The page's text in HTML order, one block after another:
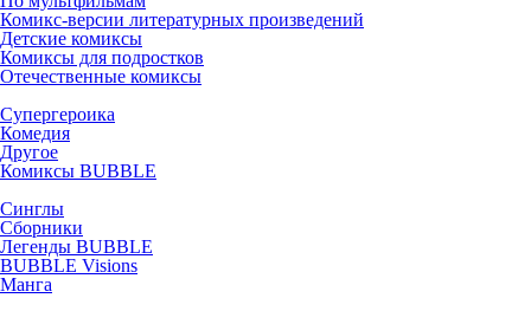
Комикс-версии литературных произведений
Детские комиксы
Комиксы для подростков
Отечественные комиксы
Супергероика
Комедия
Другое
Комиксы BUBBLE
Синглы
Сборники
Легенды BUBBLE
BUBBLE Visions
Манга